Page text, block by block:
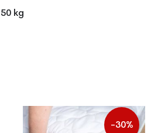
50 kg
-30%